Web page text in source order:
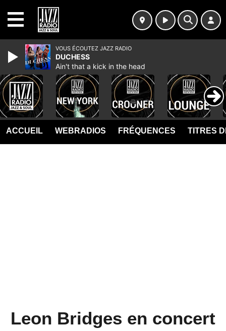
ACCUEIL WEBRADIOS FRÉQUENCES TITRES
Leon Bridges en concert
VOUS ÉCOUTEZ JAZZ RADIO
DUCHESS
Ain't that a kick in the head